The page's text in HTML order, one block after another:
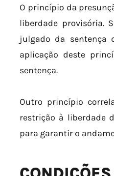
O princípio da
liberdade provisória.
julgado da sentença
aplicação deste
sentença.
Outro princípio
restrição à liberdade
para garantir o